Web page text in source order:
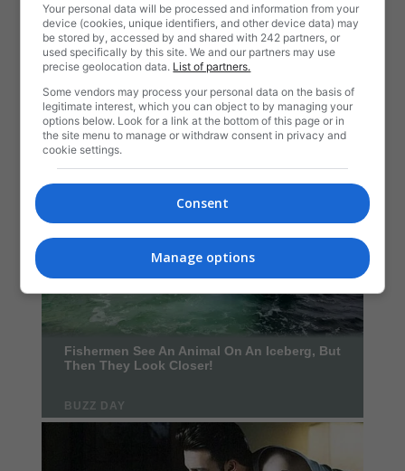
Your personal data will be processed and information from your
device (cookies, unique identifiers, and other device data) may
be stored by, accessed by and shared with 242 partners, or
used specifically by this site. We and our partners may use
precise geolocation data. List of partners.
Some vendors may process your personal data on the basis of
legitimate interest, which you can object to by managing your
options below. Look for a link at the bottom of this page or in
the site menu to manage or withdraw consent in privacy and
cookie settings.
Consent
Manage options